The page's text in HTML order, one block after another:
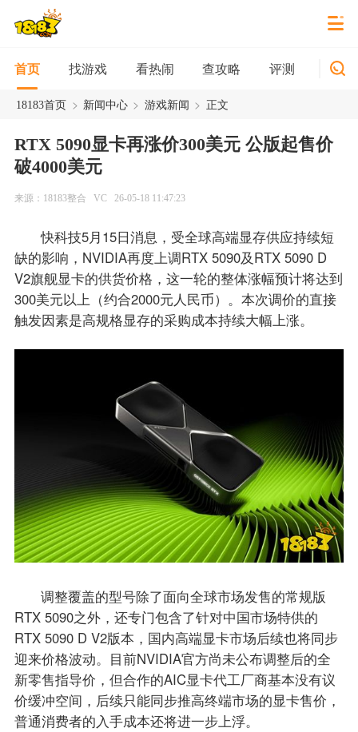
首页 找游戏 看热闹 查攻略 评测 新游
18183首页 > 新闻中心 > 游戏新闻 > 正文
RTX 5090显卡再涨价300美元 公版起售价
破4000美元
来源：18183整合 VC 26-05-18 11:47:23
快科技5月15日消息，受全球高端显存供应持续短
缺的影响，NVIDIA再度上调RTX 5090及RTX 5090 D
V2旗舰显卡的供货价格，这一轮的整体涨幅预计将达到
300美元以上（约合2000元人民币）。本次调价的直接
触发因素是高规格显存的采购成本持续大幅上涨。
调整覆盖的型号除了面向全球市场发售的常规版
RTX 5090之外，还专门包含了针对中国市场特供的
RTX 5090 D V2版本，国内高端显卡市场后续也将同步
迎来价格波动。目前NVIDIA官方尚未公布调整后的全
新零售指导价，但合作的AIC显卡代工厂商基本没有议
价缓冲空间，后续只能同步推高终端市场的显卡售价，
普通消费者的入手成本还将进一步上浮。